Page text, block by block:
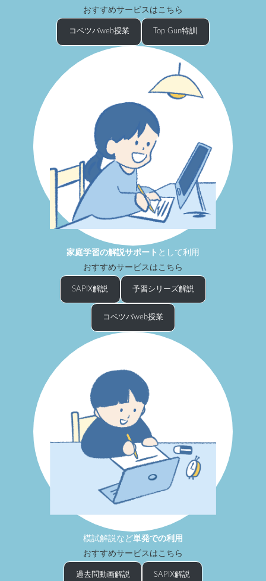
おすすめサービスはこちら
コベツバweb授業 Top Gun特訓
家庭学習の解説サポート として利用
おすすめサービスはこちら
SAPIX解説 予習シリーズ解説
コベツバweb授業
模試解説など単発での利用
おすすめサービスはこちら
過去問動画解説 SAPIX解説